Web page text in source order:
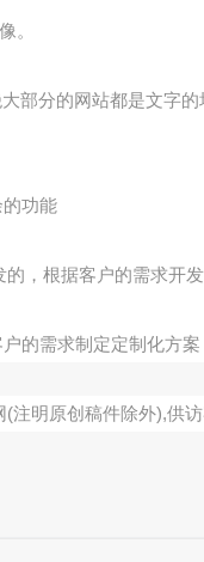
。
部分的网站都是文字
功能
，根据客户的需求开
的需求制定定制化方案
(注明原创稿件除外),